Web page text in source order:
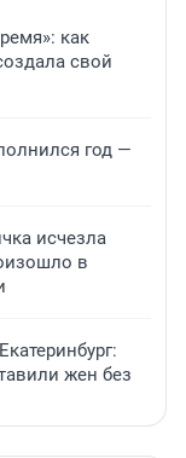
как
свой
год —
исчезла
в
жен без